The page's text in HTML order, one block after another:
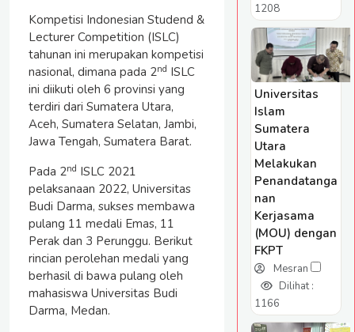
Kompetisi Indonesian Studend &
Lecturer Competition (ISLC)
tahunan ini merupakan kompetisi
nasional, dimana pada 2nd ISLC
ini diikuti oleh 6 provinsi yang
terdiri dari Sumatera Utara,
Aceh, Sumatera Selatan, Jambi,
Jawa Tengah, Sumatera Barat.
Pada 2nd ISLC 2021
pelaksanaan 2022, Universitas
Budi Darma, sukses membawa
pulang 11 medali Emas, 11
Perak dan 3 Perunggu. Berikut
rincian perolehan medali yang
berhasil di bawa pulang oleh
mahasiswa Universitas Budi
Darma, Medan.
1208
Universitas
Islam
Sumatera
Utara
Melakukan
Penandatanga
nan
Kerjasama
(MOU) dengan
FKPT
Mesran
Dilihat :
1166